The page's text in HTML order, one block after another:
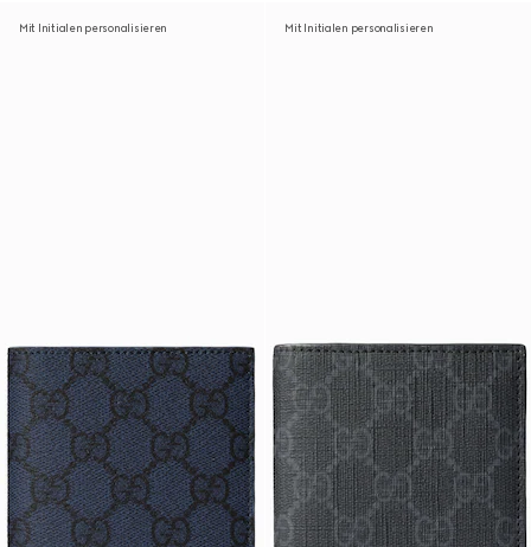
Mit Initialen personalisieren Mit Initialen personalisieren